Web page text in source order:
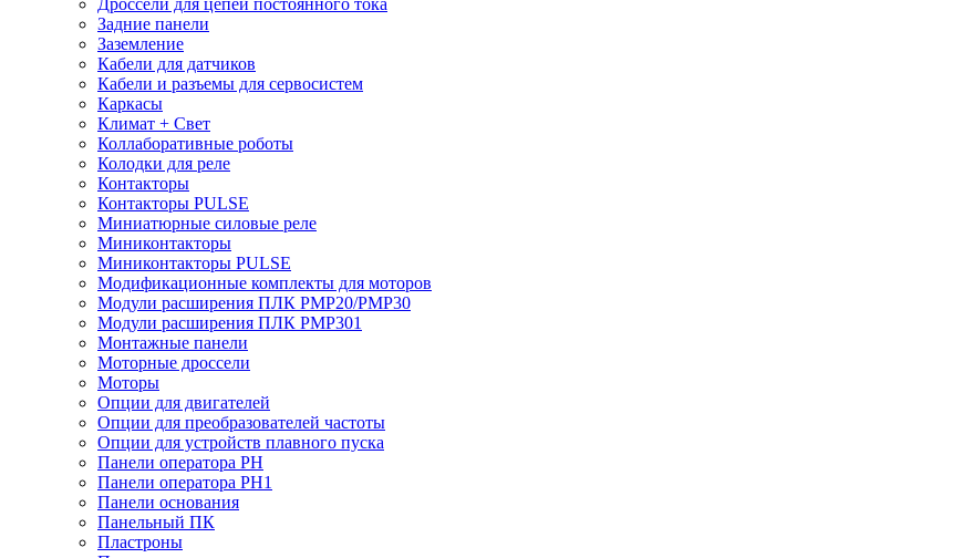
Дроссели для цепей постоянного тока
Задние панели
Заземление
Кабели для датчиков
Кабели и разъемы для сервосистем
Каркасы
Климат + Свет
Коллаборативные роботы
Колодки для реле
Контакторы
Контакторы PULSE
Миниатюрные силовые реле
Миниконтакторы
Миниконтакторы PULSE
Модификационные комплекты для моторов
Модули расширения ПЛК PMP20/PMP30
Модули расширения ПЛК PMP301
Монтажные панели
Моторные дроссели
Моторы
Опции для двигателей
Опции для преобразователей частоты
Опции для устройств плавного пуска
Панели оператора PH
Панели оператора PH1
Панели основания
Панельный ПК
Пластроны